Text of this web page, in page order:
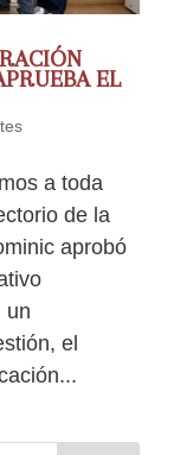
EL
a toda
de la
aprobó
un
el